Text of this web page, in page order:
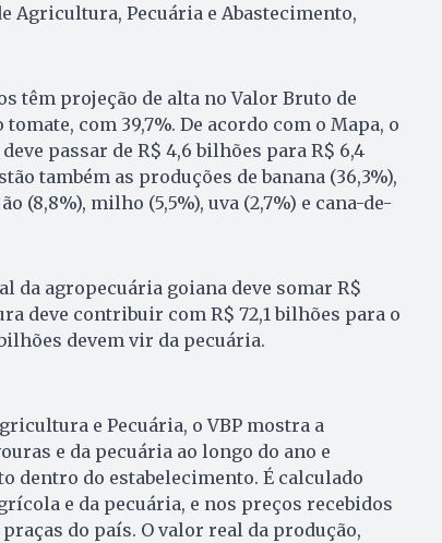
Agricultura, Pecuária e Abastecimento,
têm projeção de alta no Valor Bruto de
tomate, com 39,7%. De acordo com o Mapa, o
passar de R$ 4,6 bilhões para R$ 6,4
também as produções de banana (36,3%),
(8,8%), milho (5,5%), uva (2,7%) e cana-de-
da agropecuária goiana deve somar R$
deve contribuir com R$ 72,1 bilhões para o
devem vir da pecuária.
e Pecuária, o VBP mostra a
e da pecuária ao longo do ano e
dentro do estabelecimento. É calculado
e da pecuária, e nos preços recebidos
do país. O valor real da produção,